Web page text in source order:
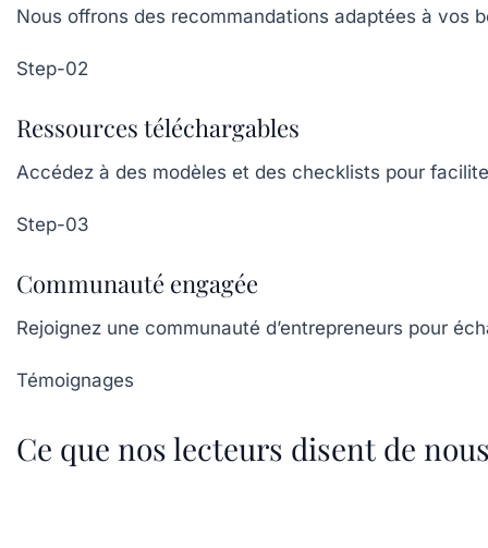
Nous offrons des recommandations adaptées à vos
Step-02
Ressources téléchargables
Accédez à des modèles et des checklists pour
Step-03
Communauté engagée
Rejoignez une communauté d’entrepreneurs pour
Témoignages
Ce que nos lecteurs disent de